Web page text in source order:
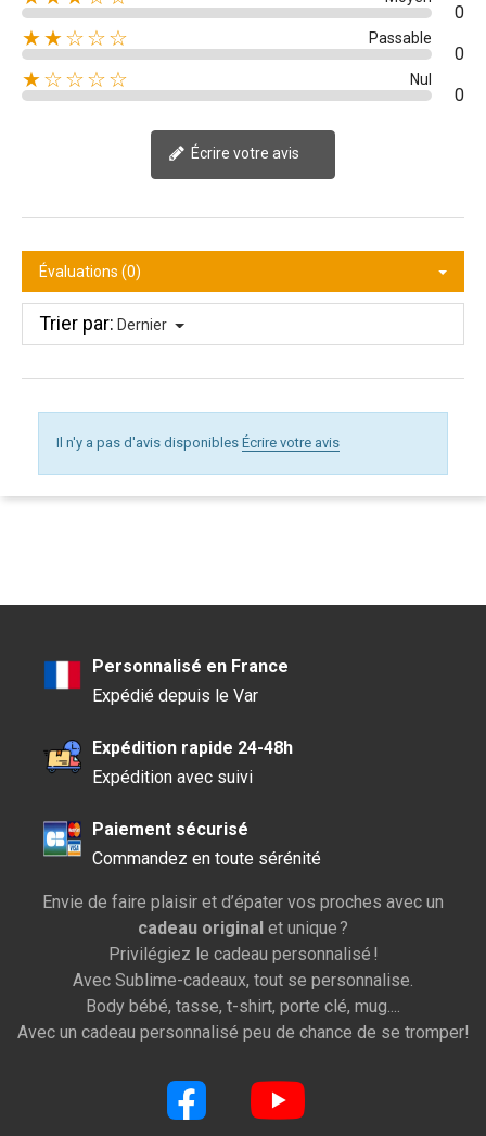
0
★★☆☆☆ Passable
0
★☆☆☆☆ Nul
0
Écrire votre avis
Évaluations (0)
Trier par: Dernier
Il n'y a pas d'avis disponibles Écrire votre avis
Personnalisé en France
Expédié depuis le Var
Expédition rapide 24-48h
Expédition avec suivi
Paiement sécurisé
Commandez en toute sérénité
Envie de faire plaisir et d’épater vos proches avec un
cadeau original et unique ?
Privilégiez le cadeau personnalisé !
Avec Sublime-cadeaux, tout se personnalise.
Body bébé, tasse, t-shirt, porte clé, mug....
Avec un cadeau personnalisé peu de chance de se tromper!